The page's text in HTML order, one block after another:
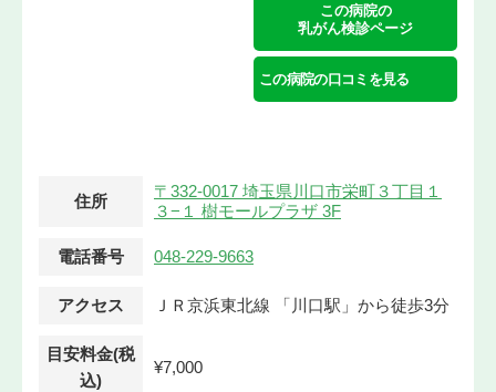
この病院の
乳がん検診ページ
この病院の口コミを見る
住所
〒332-0017 埼玉県川口市栄町３丁目１
３−１ 樹モールプラザ 3F
電話番号 048-229-9663
アクセス ＪＲ京浜東北線 「川口駅」から徒歩3分
目安料金(税
込)
¥7,000